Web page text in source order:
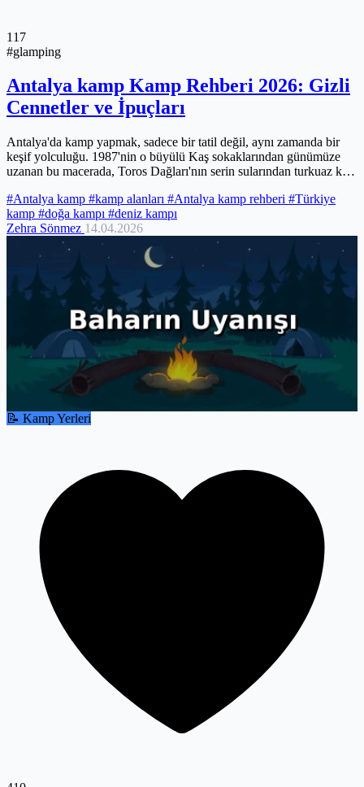
117
#glamping
Antalya kamp Kamp Rehberi 2026: Gizli
Cennetler ve İpuçları
Antalya'da kamp yapmak, sadece bir tatil değil, aynı zamanda bir
keşif yolculuğu. 1987'nin o büyülü Kaş sokaklarından günümüze
uzanan bu macerada, Toros Dağları'nın serin sularından turkuaz kıyı
rehber, Antalya'nın gizli cennetlerini ve kamp maceranızı kusursuz
hale getirecek tüm ipuçlarını sunuyor.
#Antalya kamp #kamp alanları #Antalya kamp rehberi #Türkiye
kamp #doğa kampı #deniz kampı
Zehra Sönmez 14.04.2026
📝 Kamp Yerleri